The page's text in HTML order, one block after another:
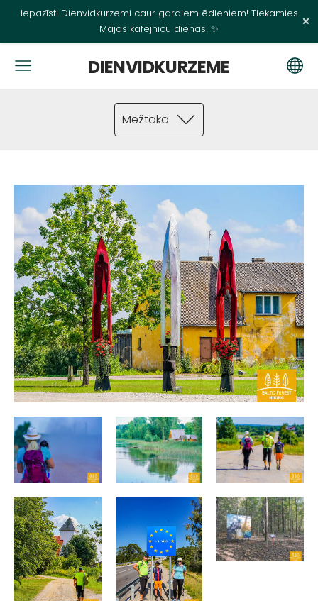
Iepazīsti Dienvidkurzemi caur gardiem ēdieniem! Tiekamies
Mājas kafejnīcu dienās! ✨
×
DIENVIDKURZEME
Mežtaka